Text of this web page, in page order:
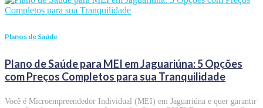
Planos de Saúde
Plano de Saúde para MEI em Jaguariúna: 5 Opções
com Preços Completos para sua Tranquilidade
Você é Microempreendedor Individual (MEI) em Jaguariúna e quer garantir